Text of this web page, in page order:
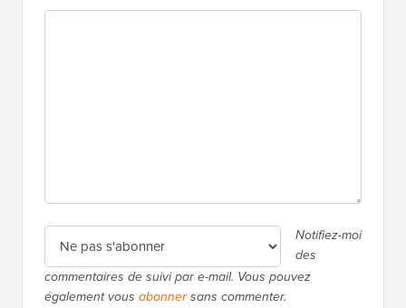
Notifiez-moi
des
commentaires de suivi par e-mail. Vous pouvez
également vous abonnersans commenter.